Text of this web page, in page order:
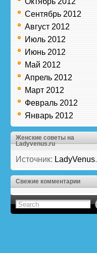
Сентябрь 2012
Август 2012
Июль 2012
Июнь 2012
Май 2012
Апрель 2012
Март 2012
Февраль 2012
Январь 2012
Женские советы на
Ladyvenus.ru
Источник: LadyVenus.
Свежие комментарии